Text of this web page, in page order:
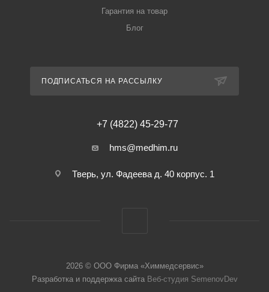
Гарантия на товар
Блог
ПОДПИСАТЬСЯ НА РАССЫЛКУ
+7 (4822) 45-29-77
hms@medhim.ru
Тверь, ул. Фадеева д. 40 корпус. 1
2026 © ООО Фирма «Химмедсервис»
Разработка и поддержка сайта Веб-студия SemenovDev